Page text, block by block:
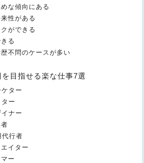
な傾向にある
性がある
ができる
る
不問のケースが多い
目指せる楽な仕事7選
ター
ー
ナー
行者
イター
ー